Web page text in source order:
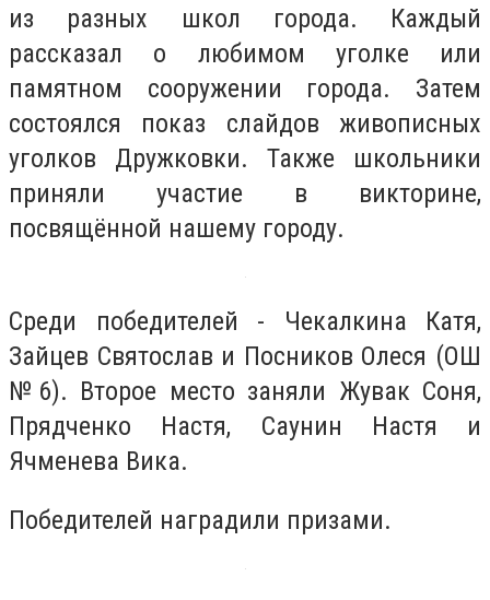
из разных школ города. Каждый
рассказал о любимом уголке или
памятном сооружении города. Затем
состоялся показ слайдов живописных
уголков Дружковки. Также школьники
приняли участие в викторине,
посвящённой нашему городу.
Среди победителей - Чекалкина Катя,
Зайцев Святослав и Посников Олеся (ОШ
№6). Второе место заняли Жувак Соня,
Прядченко Настя, Саунин Настя и
Ячменева Вика.
Победителей наградили призами.